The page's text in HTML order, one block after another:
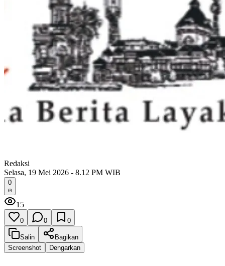
Redaksi
Selasa, 19 Mei 2026 - 8.12 PM WIB
0
15
0 0 0
Salin
Bagikan
Screenshot
Dengarkan